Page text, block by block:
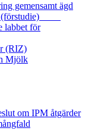
gemensamt ägd
(förstudie)
labbet för
(RIZ)
Mjölk
om IPM åtgärder